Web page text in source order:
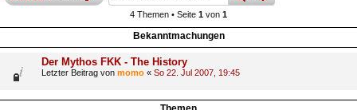
4 Themen • Seite 1 von 1
Bekanntmachungen
Der Mythos FKK - The History
Letzter Beitrag von momo « So 22. Jul 2007, 19:45